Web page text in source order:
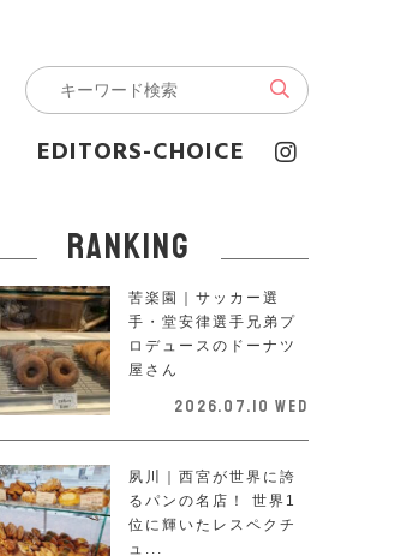
EDITORS-CHOICE
ranking
苦楽園｜サッカー選
手・堂安律選手兄弟プ
ロデュースのドーナツ
屋さん
2026.07.10 Wed
夙川｜西宮が世界に誇
るパンの名店！ 世界1
位に輝いたレスペクチ
ュ...